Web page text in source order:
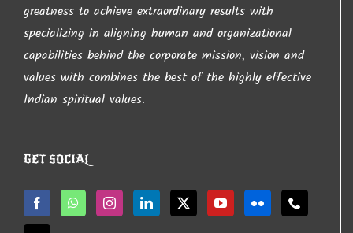
આપ નો ખુબ ખુબ આભાર…
– Hr. Divyesh Sanghani
greatness to achieve extraordinary results with
specializing in aligning human and organizational
capabilities behind the corporate mission, vision and
values with combines the best of the highly effective
Indian spiritual values.
GET SOCIAL